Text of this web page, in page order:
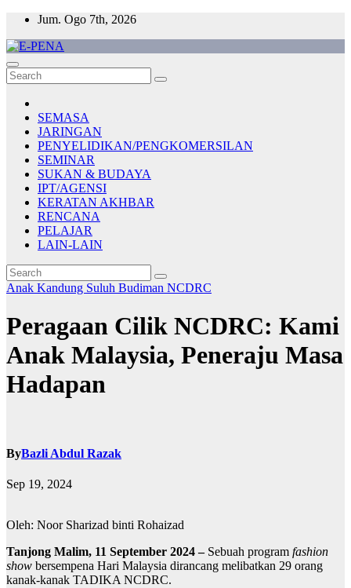
Skip
content
Jum. Ogo 7th, 2026
E-PENA
Berita Digital Terkini
SEMASA
JARINGAN
PENYELIDIKAN/PENGKOMERSILAN
SEMINAR
SUKAN & BUDAYA
IPT/AGENSI
KERATAN AKHBAR
RENCANA
PELAJAR
LAIN-LAIN
Anak Kandung Suluh Budiman NCDRC
Peragaan Cilik NCDRC: Kami
Anak Malaysia, Peneraju Masa
Hadapan
ByBazli Abdul Razak
Sep 19, 2024
Oleh: Noor Sharizad binti Rohaizad
Tanjong Malim, 11 September 2024 –Sebuah program fashion
show bersempena Hari Malaysia dirancang melibatkan 29 orang
kanak-kanak TADIKA NCDRC.